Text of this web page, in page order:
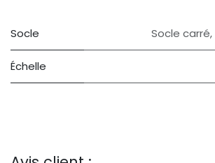
Socle Socle carré,
Échelle